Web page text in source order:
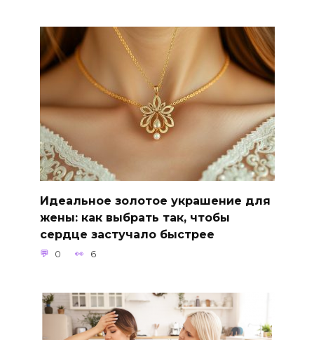
Идеальное золотое украшение для
жены: как выбрать так, чтобы
сердце застучало быстрее
0 6